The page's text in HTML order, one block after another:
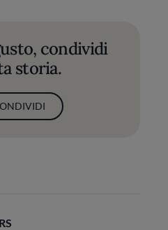
condividi
storia.